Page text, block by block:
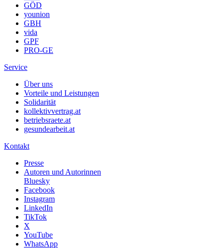
GÖD
younion
GBH
vida
GPF
PRO-GE
Service
Über uns
Vorteile und Leistungen
Solidarität
kollektivvertrag.at
betriebsraete.at
gesundearbeit.at
Kontakt
Presse
Autoren und Autorinnen
Bluesky
Facebook
Instagram
LinkedIn
TikTok
X
YouTube
WhatsApp